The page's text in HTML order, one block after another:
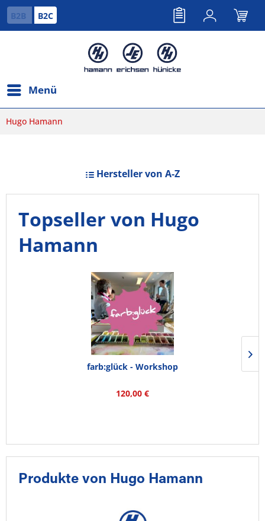
B2B B2C
Menü
Hugo Hamann
Hersteller von A-Z
Topseller von Hugo
Hamann
farb:glück - Workshop
120,00 €
Produkte von Hugo Hamann